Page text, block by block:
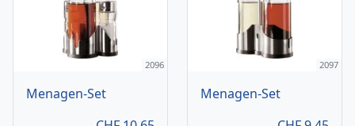
2096
Menagen-Set
2097
Menagen-Set